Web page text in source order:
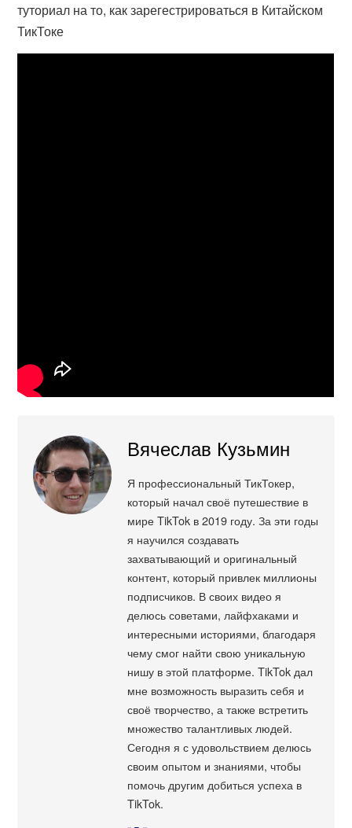
туториал на то, как зарегестрироваться в Китайском
ТикТоке
Вячеслав Кузьмин
Я профессиональный ТикТокер,
который начал своё путешествие в
мире TikTok в 2019 году. За эти годы
я научился создавать
захватывающий и оригинальный
контент, который привлек миллионы
подписчиков. В своих видео я
делюсь советами, лайфхаками и
интересными историями, благодаря
чему смог найти свою уникальную
нишу в этой платформе. TikTok дал
мне возможность выразить себя и
своё творчество, а также встретить
множество талантливых людей.
Сегодня я с удовольствием делюсь
своим опытом и знаниями, чтобы
помочь другим добиться успеха в
TikTok.